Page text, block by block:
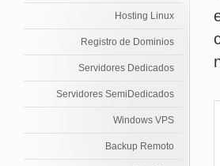
Hosting Linux
Registro de Dominios
Servidores Dedicados
Servidores SemiDedicados
Windows VPS
Backup Remoto